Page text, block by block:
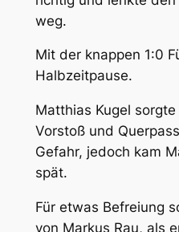
weg.
Mit der knappen 1:0
Halbzeitpause.
Matthias Kugel
Vorstoß und
Gefahr, jedoch kam
spät.
Für etwas Befreiung
von Markus Rau, als